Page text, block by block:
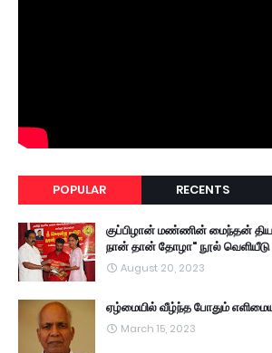
POPULAR RECENTS
குப்பிழான் மண்ணின் மைந்தன்
நான் தான் தோழா" நூல் வெளியீடு
August 20, 2023
ஏழ்மையில் வீழ்ந்த போதும்
March 15, 2023